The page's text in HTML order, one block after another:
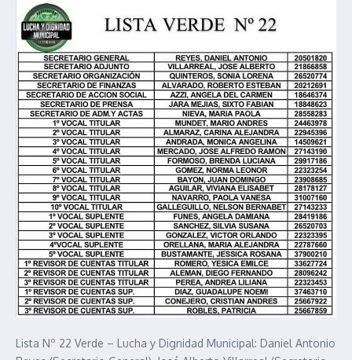
Lista Nº 22 Verde – Lucha y Dignidad Municipal: Daniel Antonio